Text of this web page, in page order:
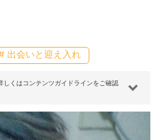
出会いと迎え入れ
くはコンテンツガイドラインをご確認